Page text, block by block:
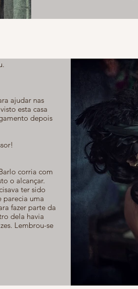
ajudar nas
esta casa
depois
corria com
o alcançar.
ter sido
parecia uma
fazer parte da
dela havia
Lembrou-se